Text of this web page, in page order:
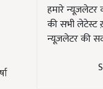
हमारे
की सभी लेटेस्ट
न्यूज़लेटर की